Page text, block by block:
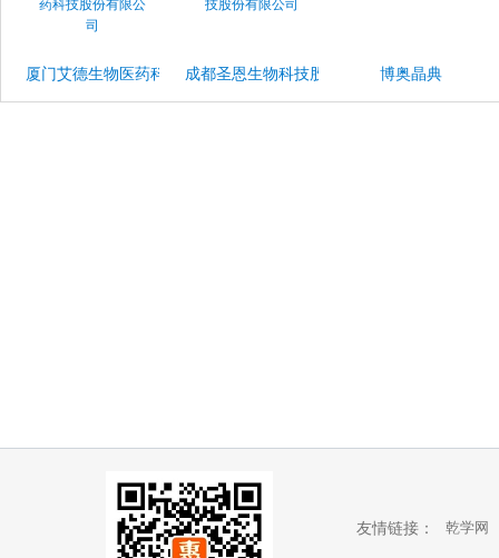
厦门艾德生物医药科技股份有限公司成都圣恩生物科技股份有限公司博奥晶典
友情链接： 乾学网